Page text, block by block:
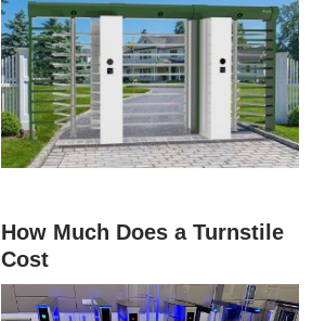
How Much Does a Turnstile
Cost